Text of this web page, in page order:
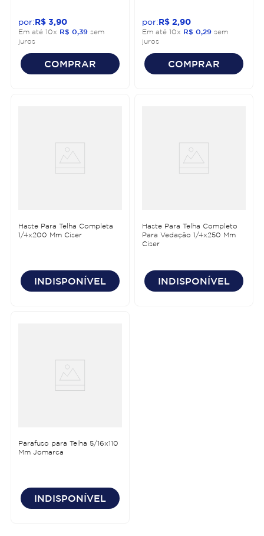
R$ 3 90
Em até 10x R$ 0 39 sem
juros
COMPRAR
R$ 2 90
Em até 10x R$ 0 29 sem
juros
COMPRAR
Haste Para Telha Completa
1/4x200 Mm Ciser
INDISPONÍVEL
Haste Para Telha Completo
Para Vedação 1/4x250 Mm
Ciser
INDISPONÍVEL
Parafuso para Telha 5/16x110
Mm Jomarca
INDISPONÍVEL